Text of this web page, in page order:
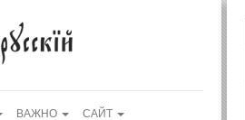
ВАЖНО САЙТ